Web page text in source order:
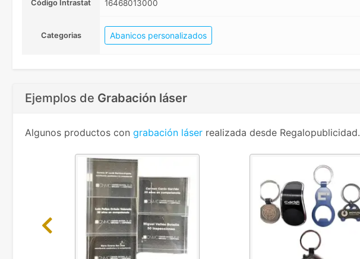
Código Intrastat 16468013000
Categorias Abanicos personalizados
Ejemplos de Grabación láser
Algunos productos con grabación láser realizada desde Regalopublicidad.
Previous